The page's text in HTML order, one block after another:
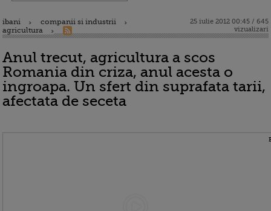
ibani
companii si industrii
agricultura
25 iulie 2012 00:45 / 645
vizualizari
Anul trecut, agricultura a scos
Romania din criza, anul acesta o
ingroapa. Un sfert din suprafata tarii,
afectata de seceta